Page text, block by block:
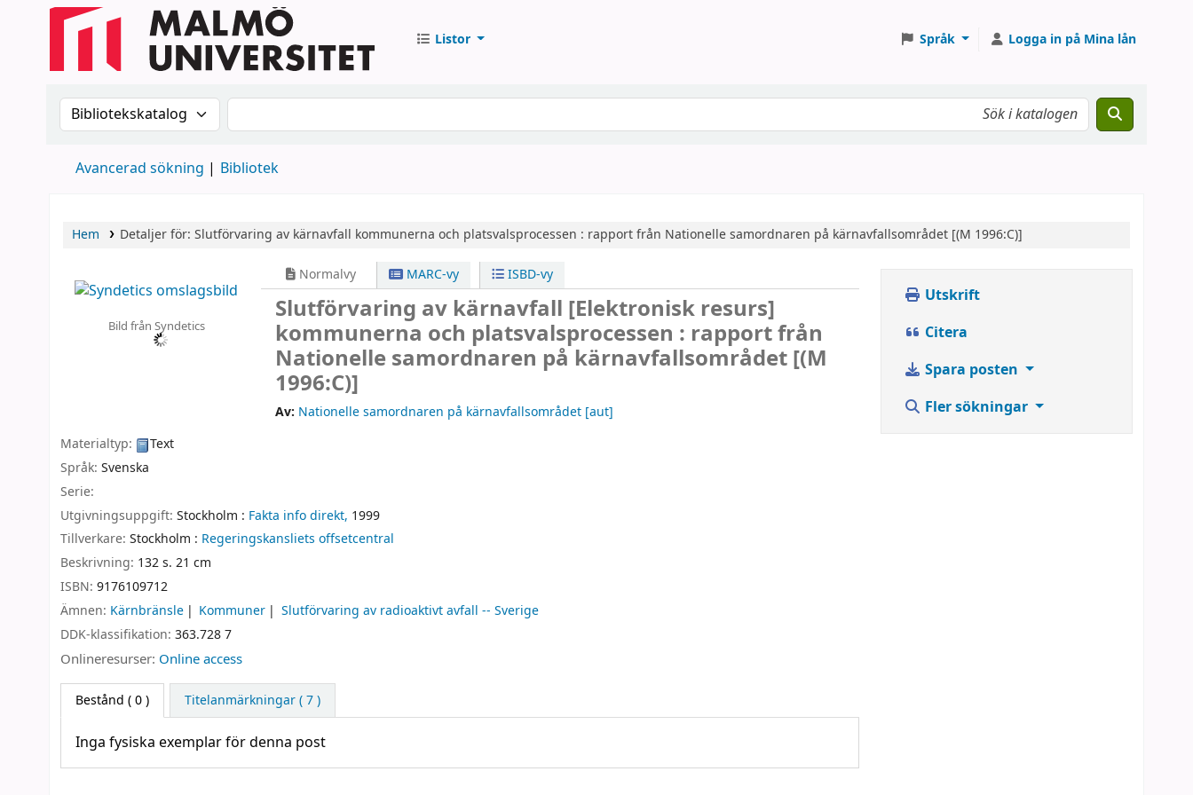
Listor Språk Logga in på Mina lån
Sök i katalogen efter:Sök i katalogen
Avancerad sökning Bibliotek
Hem Detaljer för: Slutförvaring av kärnavfall kommunerna och platsvalsprocessen : rapport från Nationelle samordnaren på kärnavfallsområdet [(M 1996:C)]
Bild från Syndetics
Normalvy MARC-vy ISBD-vy
Slutförvaring av kärnavfall [Elektronisk resurs]
kommunerna och platsvalsprocessen : rapport från
Nationelle samordnaren på kärnavfallsområdet [(M
1996:C)]
Av: Nationelle samordnaren på kärnavfallsområdet[aut]
Materialtyp:
Text
Språk: Svenska
Serie:
Utgivningsuppgift: Stockholm : Fakta info direkt, 1999
Tillverkare: Stockholm : Regeringskansliets offsetcentral
Beskrivning: 132 s. 21 cm
ISBN: 9176109712
Ämnen: Kärnbränsle Kommuner
Slutförvaring av radioaktivt avfall -- Sverige
DDK-klassifikation: 363.728 7
Onlineresurser: Online access
Bestånd ( 0 ) Titelanmärkningar ( 7 )
Inga fysiska exemplar för denna post
Utskrift
Citera
Spara posten
Fler sökningar